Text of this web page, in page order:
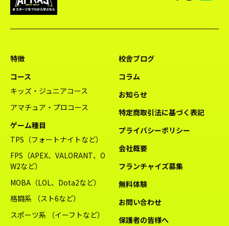
特徴
コース
キッズ・ジュニアコース
アマチュア・プロコース
ゲーム種目
TPS（フォートナイトなど）
FPS（APEX、VALORANT、O
W2など）
MOBA（LOL、Dota2など）
格闘系 （スト6など）
スポーツ系 （イーフトなど）
校舎ブログ
コラム
お知らせ
特定商取引法に基づく表記
プライバシーポリシー
会社概要
フランチャイズ募集
無料体験
お問い合わせ
保護者の皆様へ